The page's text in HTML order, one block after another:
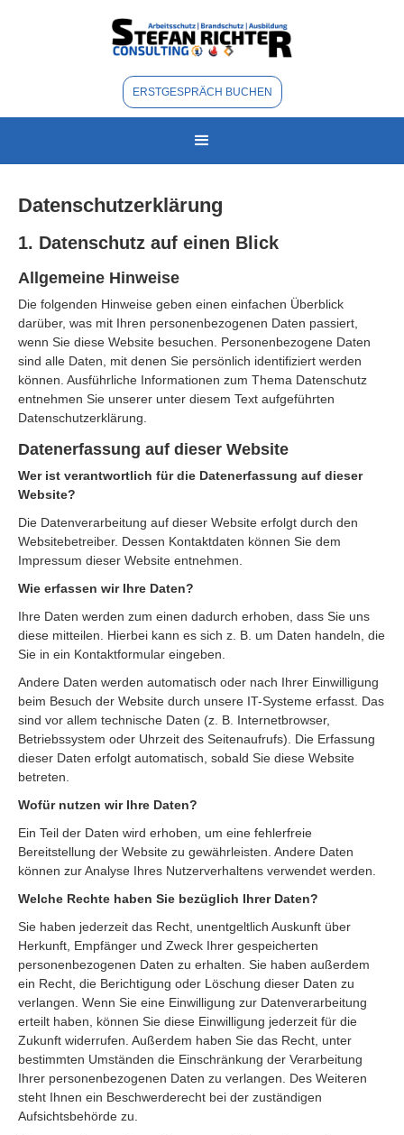
ERSTGESPRÄCH BUCHEN
Datenschutzerklärung
1. Datenschutz auf einen Blick
Allgemeine Hinweise
Die folgenden Hinweise geben einen einfachen Überblick
darüber, was mit Ihren personenbezogenen Daten passiert,
wenn Sie diese Website besuchen. Personenbezogene Daten
sind alle Daten, mit denen Sie persönlich identifiziert werden
können. Ausführliche Informationen zum Thema Datenschutz
entnehmen Sie unserer unter diesem Text aufgeführten
Datenschutzerklärung.
Datenerfassung auf dieser Website
Wer ist verantwortlich für die Datenerfassung auf dieser
Website?
Die Datenverarbeitung auf dieser Website erfolgt durch den
Websitebetreiber. Dessen Kontaktdaten können Sie dem
Impressum dieser Website entnehmen.
Wie erfassen wir Ihre Daten?
Ihre Daten werden zum einen dadurch erhoben, dass Sie uns
diese mitteilen. Hierbei kann es sich z. B. um Daten handeln, die
Sie in ein Kontaktformular eingeben.
Andere Daten werden automatisch oder nach Ihrer Einwilligung
beim Besuch der Website durch unsere IT-Systeme erfasst. Das
sind vor allem technische Daten (z. B. Internetbrowser,
Betriebssystem oder Uhrzeit des Seitenaufrufs). Die Erfassung
dieser Daten erfolgt automatisch, sobald Sie diese Website
betreten.
Wofür nutzen wir Ihre Daten?
Ein Teil der Daten wird erhoben, um eine fehlerfreie
Bereitstellung der Website zu gewährleisten. Andere Daten
können zur Analyse Ihres Nutzerverhaltens verwendet werden.
Welche Rechte haben Sie bezüglich Ihrer Daten?
Sie haben jederzeit das Recht, unentgeltlich Auskunft über
Herkunft, Empfänger und Zweck Ihrer gespeicherten
personenbezogenen Daten zu erhalten. Sie haben außerdem
ein Recht, die Berichtigung oder Löschung dieser Daten zu
verlangen. Wenn Sie eine Einwilligung zur Datenverarbeitung
erteilt haben, können Sie diese Einwilligung jederzeit für die
Zukunft widerrufen. Außerdem haben Sie das Recht, unter
bestimmten Umständen die Einschränkung der Verarbeitung
Ihrer personenbezogenen Daten zu verlangen. Des Weiteren
steht Ihnen ein Beschwerderecht bei der zuständigen
Aufsichtsbehörde zu.